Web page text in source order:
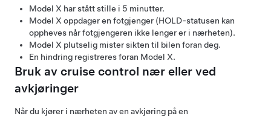
Model X har stått stille i 5 minutter.
Model X oppdager en fotgjenger (HOLD-statusen kan
oppheves når fotgjengeren ikke lenger er i nærheten).
Model X plutselig mister sikten til bilen foran deg.
En hindring registreres foran Model X.
Bruk av cruise control nær eller ved
avkjøringer
Når du kjører i nærheten av en avkjøring på en